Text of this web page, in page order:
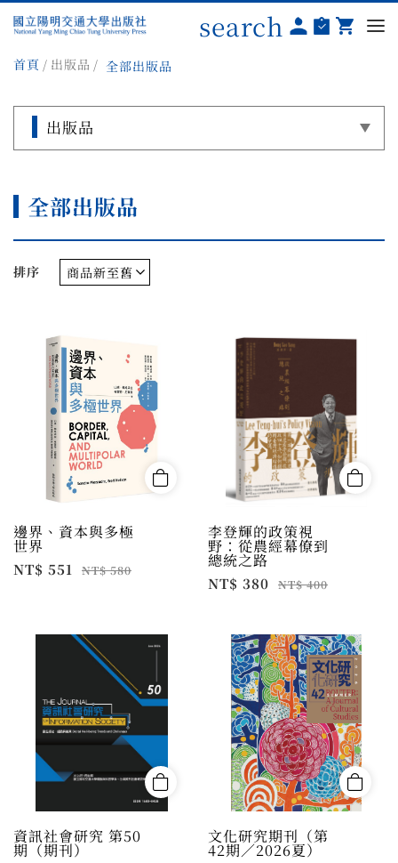
search
首頁 出版品 全部出版品
出版品
全部出版品
排序
邊界、資本與多極
世界
NT$ 551 NT$ 580
李登輝的政策視
野：從農經幕僚到
總統之路
NT$ 380 NT$ 400
資訊社會研究 第50
期（期刊）
文化研究期刊（第
42期／2026夏）